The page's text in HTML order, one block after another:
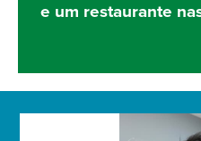
e um restaurante